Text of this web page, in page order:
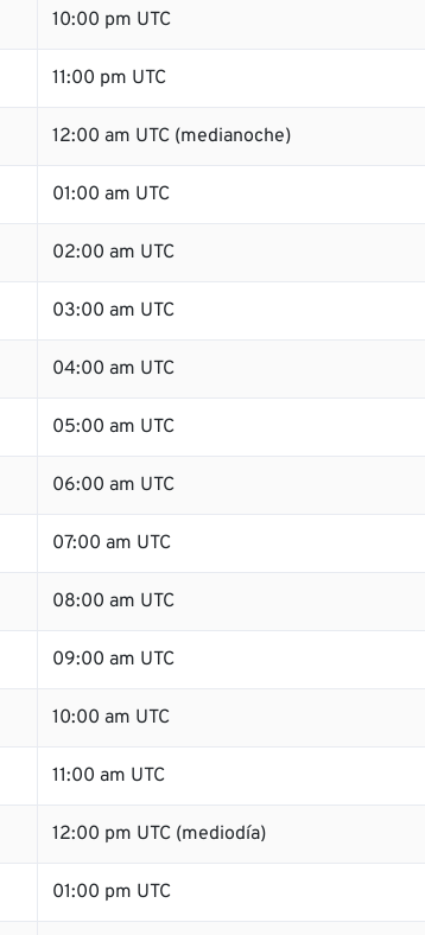
10:00 pm UTC
11:00 pm UTC
12:00 am UTC (medianoche)
01:00 am UTC
02:00 am UTC
03:00 am UTC
04:00 am UTC
05:00 am UTC
06:00 am UTC
07:00 am UTC
08:00 am UTC
09:00 am UTC
10:00 am UTC
11:00 am UTC
12:00 pm UTC (mediodía)
01:00 pm UTC